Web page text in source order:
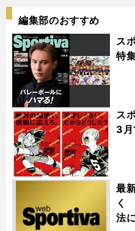
編集部のおすすめ
ス
特
ス
3
最
く
法